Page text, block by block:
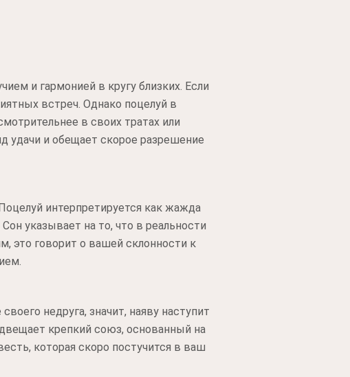
и гармонией в кругу близких. Если
встреч. Однако поцелуй в
в своих тратах или
удачи и обещает скорое разрешение
интерпретируется как жажда
указывает на то, что в реальности
это говорит о вашей склонности к
недруга, значит, наяву наступит
крепкий союз, основанный на
которая скоро постучится в ваш